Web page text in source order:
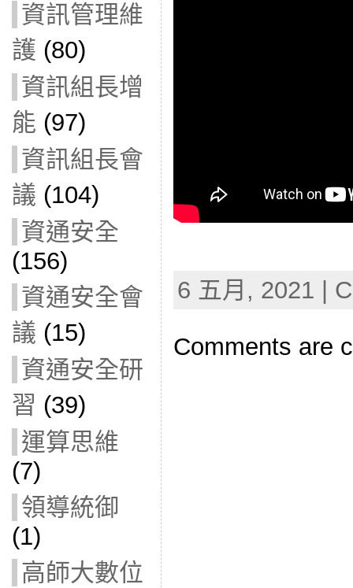
資訊管理維
護 (80)
資訊組長增
能 (97)
資訊組長會
議 (104)
資通安全
(156)
資通安全會
議 (15)
資通安全研
習 (39)
運算思維
(7)
領導統御
(1)
高師大數位
6 五月, 2021 |
Comments are